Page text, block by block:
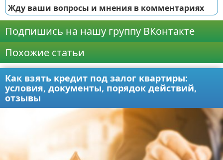
Жду ваши вопросы и мнения в комментариях
Подпишись на нашу группу ВКонтакте
Похожие статьи
Как взять кредит под залог квартиры:
условия, документы, порядок действий,
отзывы